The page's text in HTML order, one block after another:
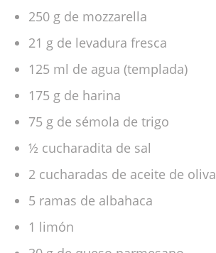
250 g de mozzarella
21 g de levadura fresca
125 ml de agua (templada)
175 g de harina
75 g de sémola de trigo
½ cucharadita de sal
2 cucharadas de aceite de oliva
5 ramas de albahaca
1 limón